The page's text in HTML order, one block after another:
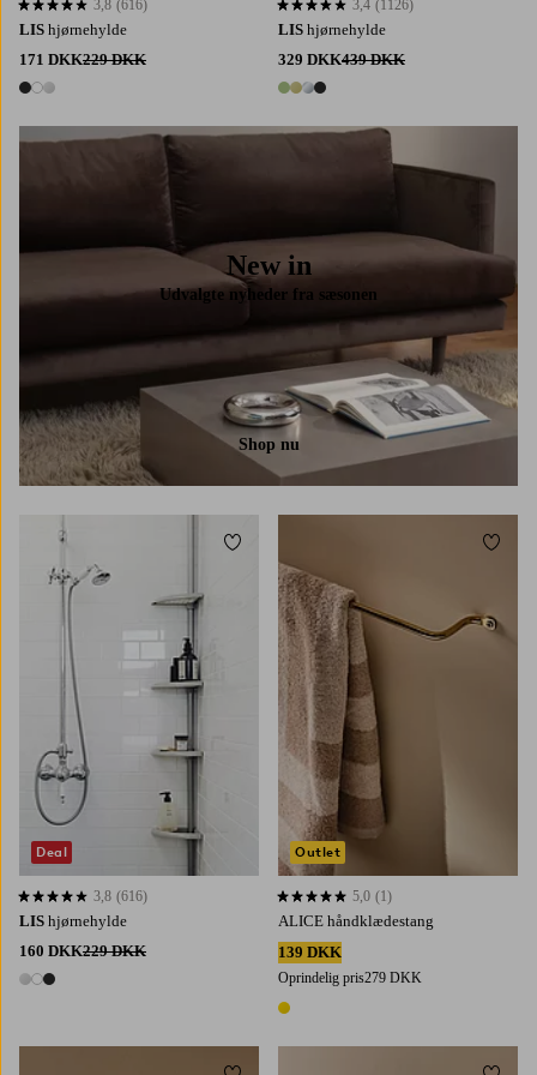
LIS hjørnehylde
171 DKK229 DKK
3 farver
3,8 baseret på 616 bedømmelser
3,8 (616)
LIS hjørnehylde
329 DKK439 DKK
4 farver
3,4 baseret på 1126 bedømmelser
3,4 (1126)
New in
Udvalgte nyheder fra sæsonen
Shop nu
LIS hjørnehylde
160 DKK229 DKK
3 farver
3,8 baseret på 616 bedømmelser
3,8 (616)
Deal
Tilføj til favoritter
ALICE håndklædestang
139 DKK
Oprindelig pris279 DKK
1 farve
5,0 baseret på 1 bedømmelser
5,0 (1)
Outlet
Tilføj